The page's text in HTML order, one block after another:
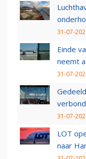
31-07-
Einde
neemt
31-07-
31-07-
LOT
naar